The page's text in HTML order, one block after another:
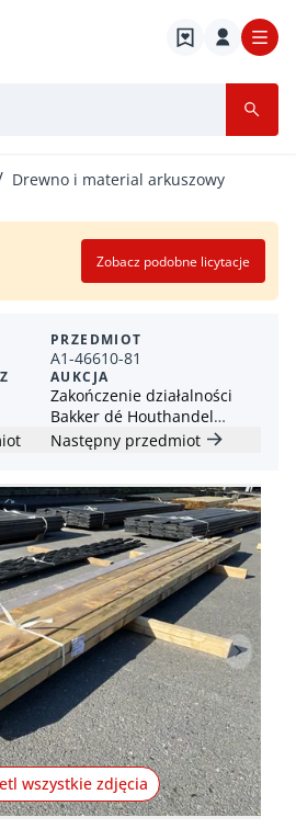
Drewno i material arkuszowy
Zobacz podobne licytacje
PRZEDMIOT
A1-46610-81
AUKCJA
Zakończenie działalności
Bakker dé Houthandel
Hoogkarspel
Następny przedmiot
wszystkie zdjęcia